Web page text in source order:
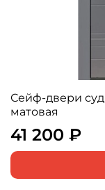
Сейф-двери
матовая
41 200 ₽